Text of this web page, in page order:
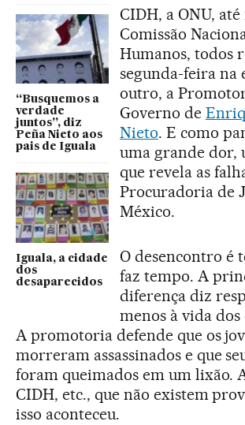
“Busquemos a
verdade
juntos”, diz
Peña Nieto aos
pais de Iguala
Iguala, a cidade
dos
desaparecidos
CIDH, a ONU,
Comissão
Humanos, todos
segunda-feira na
outro, a
Governo de
Nieto. E como
uma grande dor,
que revela as
Procuradoria de
México.
O desencontro é
faz tempo. A
diferença diz
menos à vida dos
A promotoria defende que os
morreram assassinados e que
foram queimados em um lixão.
CIDH, etc., que não existem
isso aconteceu.